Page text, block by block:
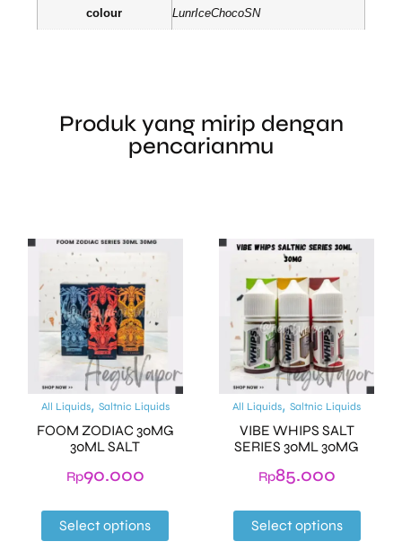
colour LunrIceChocoSN
Produk yang mirip dengan
pencarianmu
All Liquids, Saltnic Liquids
FOOM ZODIAC 30MG
30ML SALT
Rp90.000
Select options
All Liquids,Saltnic Liquids
VIBE WHIPS SALT
SERIES 30ML 30MG
Rp85.000
Select options